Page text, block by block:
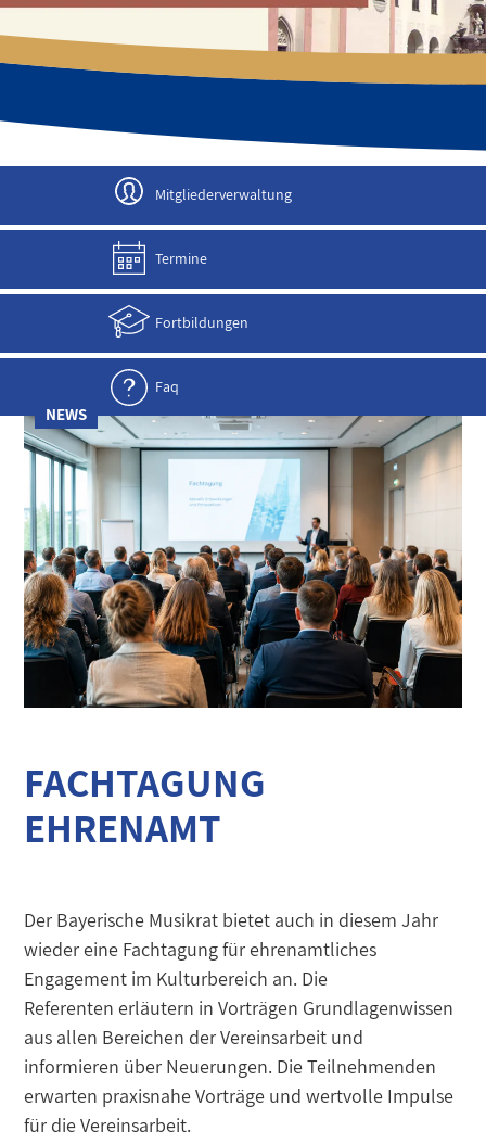
Mitgliederverwaltung
Termine
Fortbildungen
Faq
NEWS
FACHTAGUNG
EHRENAMT
Der Bayerische Musikrat bietet auch in diesem Jahr
wieder eine Fachtagung für ehrenamtliches
Engagement im Kulturbereich an. Die
Referenten erläutern in Vorträgen Grundlagenwissen
aus allen Bereichen der Vereinsarbeit und
informieren über Neuerungen. Die Teilnehmenden
erwarten praxisnahe Vorträge und wertvolle Impulse
für die Vereinsarbeit.